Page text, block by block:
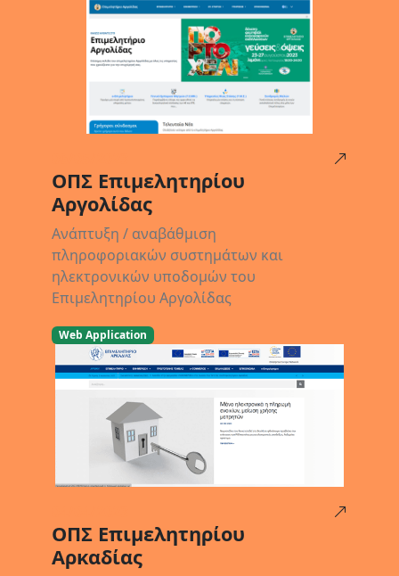
ΟΠΣ Επιμελητηρίου
Αργολίδας
Ανάπτυξη / αναβάθμιση
πληροφοριακών συστημάτων και
ηλεκτρονικών υποδομών του
Επιμελητηρίου Αργολίδας
Web Application
ΟΠΣ Επιμελητηρίου
Αρκαδίας